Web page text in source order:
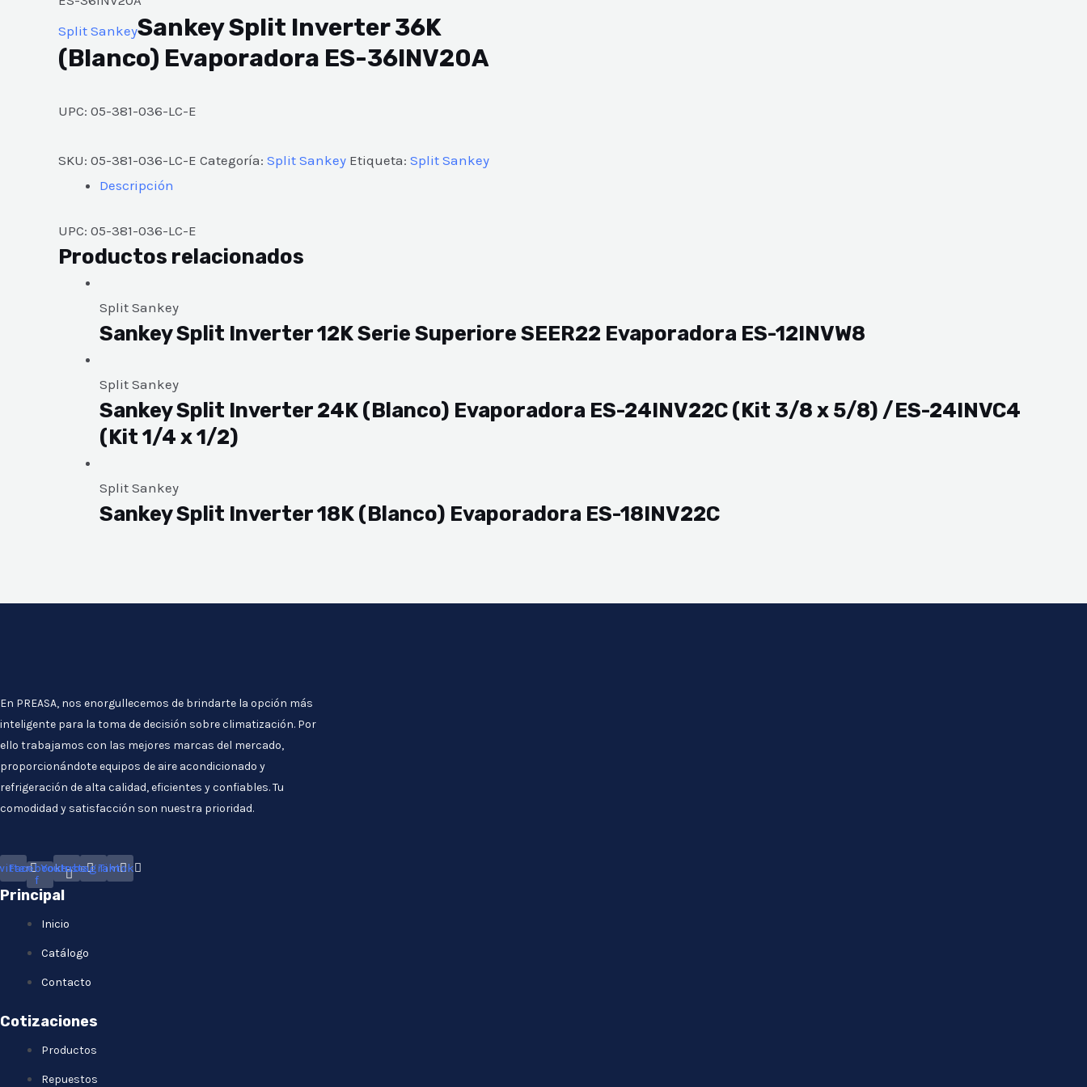
Split SankeySankey Split Inverter 36K
(Blanco) Evaporadora ES-36INV20A
UPC: 05-381-036-LC-E
SKU: 05-381-036-LC-E Categoría: Split Sankey Etiqueta: Split Sankey
Descripción
UPC: 05-381-036-LC-E
Productos relacionados
Split Sankey
Sankey Split Inverter 12K Serie Superiore SEER22 Evaporadora ES-12INVW8
Split Sankey
Sankey Split Inverter 24K (Blanco) Evaporadora ES-24INV22C (Kit 3/8 x 5/8) /ES-24INVC4
(Kit 1/4 x 1/2)
Split Sankey
Sankey Split Inverter 18K (Blanco) Evaporadora ES-18INV22C
En PREASA, nos enorgullecemos de brindarte la opción más
inteligente para la toma de decisión sobre climatización. Por
ello trabajamos con las mejores marcas del mercado,
proporcionándote equipos de aire acondicionado y
refrigeración de alta calidad, eficientes y confiables. Tu
comodidad y satisfacción son nuestra prioridad.
Facebook-
f
Youtube
Instagram
Tiktok
Principal
Inicio
Catálogo
Contacto
Cotizaciones
Productos
Repuestos